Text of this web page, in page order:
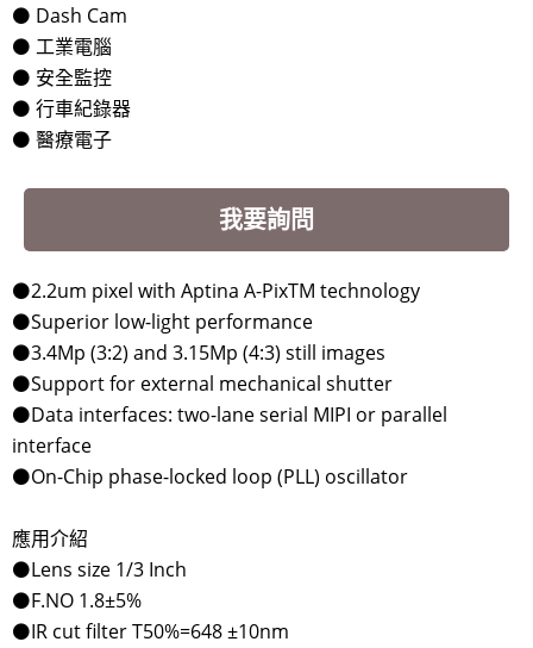
⚫ Dash Cam
⚫ 工業電腦
⚫ 安全監控
⚫ 行車紀錄器
⚫ 醫療電子
我要詢問
⚫2.2um pixel with Aptina A-PixTM technology
⚫Superior low-light performance
⚫3.4Mp (3:2) and 3.15Mp (4:3) still images
⚫Support for external mechanical shutter
⚫Data interfaces: two-lane serial MIPI or parallel
interface
⚫On-Chip phase-locked loop (PLL) oscillator
應用介紹
⚫Lens size 1/3 Inch
⚫F.NO 1.8±5%
⚫IR cut filter T50%=648 ±10nm